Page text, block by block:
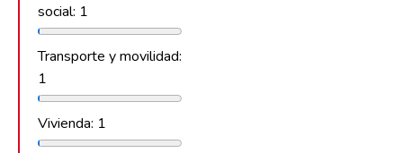
social: 1
Transporte y movilidad:
1
Vivienda: 1